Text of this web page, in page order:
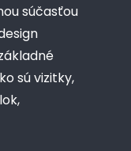
súčasťou
sú vizitky,